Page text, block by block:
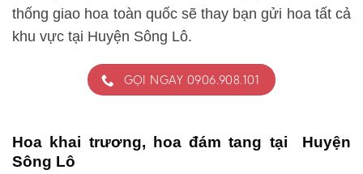
thống giao hoa toàn quốc sẽ thay bạn gửi hoa tất cả
khu vực tại Huyện Sông Lô.
GỌI NGAY 0906.908.101
Hoa khai trương, hoa đám tang tại Huyện
Sông Lô